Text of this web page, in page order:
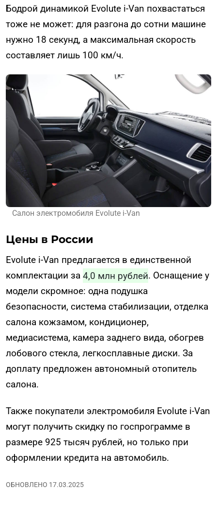
Бодрой динамикой Evolute i-Van похвастаться
тоже не может: для разгона до сотни машине
нужно 18 секунд, а максимальная скорость
составляет лишь 100 км/ч.
Салон электромобиля Evolute i-Van
Цены в России
Evolute i-Van предлагается в единственной
комплектации за 4,0 млн рублей. Оснащение у
модели скромное: одна подушка
безопасности, система стабилизации, отделка
салона кожзамом, кондиционер,
медиасистема, камера заднего вида, обогрев
лобового стекла, легкосплавные диски. За
доплату предложен автономный отопитель
салона.
Также покупатели электромобиля Evolute i-Van
могут получить скидку по госпрограмме в
размере 925 тысяч рублей, но только при
оформлении кредита на автомобиль.
ОБНОВЛЕНО 17.03.2025